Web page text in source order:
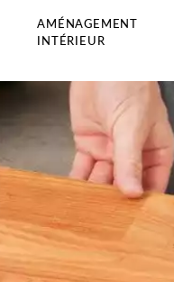
AMÉNAGEMENT
INTÉRIEUR